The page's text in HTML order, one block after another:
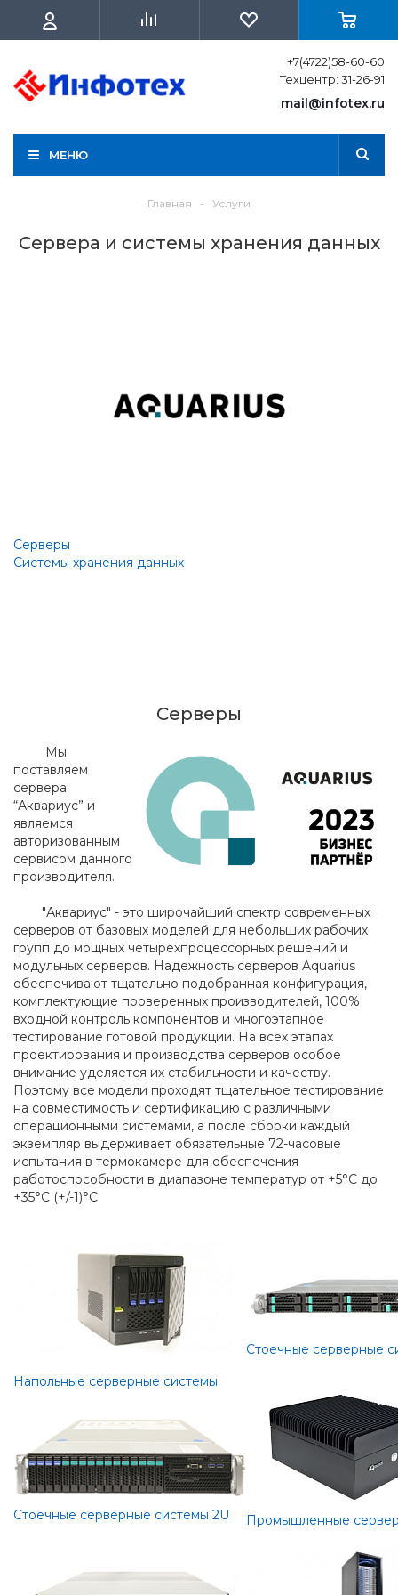
+7(4722)58-60-60
Техцентр: 31-26-91
mail@infotex.ru
МЕНЮ
Главная - Услуги
Сервера и системы хранения данных
Серверы
Системы хранения данных
Серверы
Мы
поставляем
сервера
“Аквариус” и
являемся
авторизованным
сервисом данного
производителя.
"Аквариус" - это широчайший спектр современных
серверов от базовых моделей для небольших рабочих
групп до мощных четырехпроцессорных решений и
модульных серверов. Надежность серверов Aquarius
обеспечивают тщательно подобранная конфигурация,
комплектующие проверенных производителей, 100%
входной контроль компонентов и многоэтапное
тестирование готовой продукции. На всех этапах
проектирования и производства серверов особое
внимание уделяется их стабильности и качеству.
Поэтому все модели проходят тщательное тестирование
на совместимость и сертификацию с различными
операционными системами, а после сборки каждый
экземпляр выдерживает обязательные 72-часовые
испытания в термокамере для обеспечения
работоспособности в диапазоне температур от +5°С до
+35°С (+/-1)°C.
Напольные серверные системы
Стоечные серверные
Стоечные серверные системы 2U Промышленные